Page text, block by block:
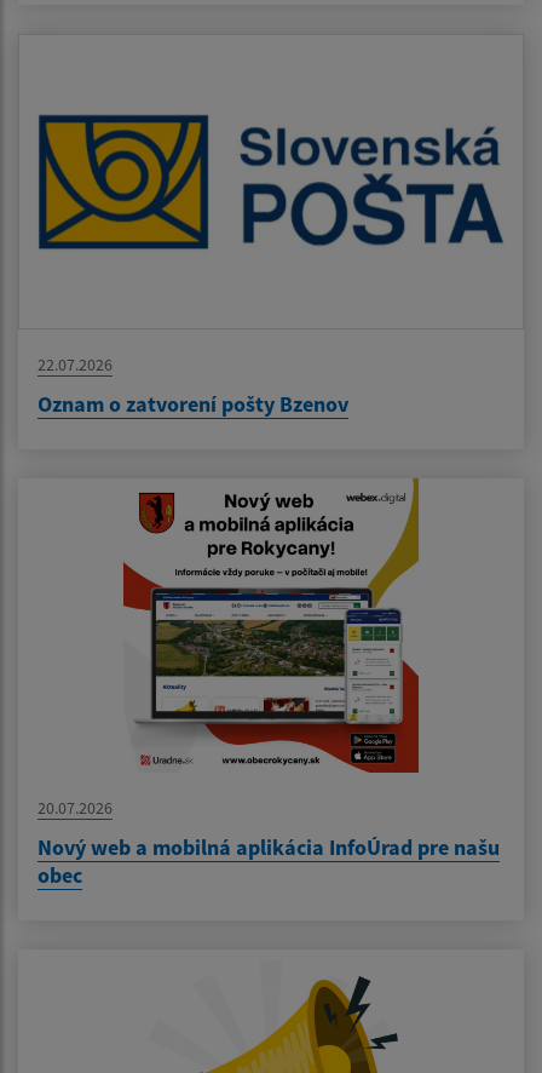
22.07.2026
Oznam o zatvorení pošty Bzenov
20.07.2026
Nový web a mobilná aplikácia InfoÚrad pre našu
obec